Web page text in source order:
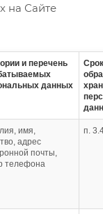
на Сайте
и перечень
данных
имя,
адрес
почты,
телефона
п.